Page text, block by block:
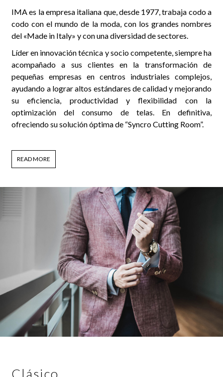
IMA es la empresa italiana que, desde 1977, trabaja codo a
codo con el mundo de la moda, con los grandes nombres
del «Made in Italy» y con una diversidad de sectores.
Líder en innovación técnica y socio competente, siempre ha
acompañado a sus clientes en la transformación de
pequeñas empresas en centros industriales complejos,
ayudando a lograr altos estándares de calidad y mejorando
su eficiencia, productividad y flexibilidad con la
optimización del consumo de telas. En definitiva,
ofreciendo su solución óptima de “Syncro Cutting Room”.
READ MORE
Clásico